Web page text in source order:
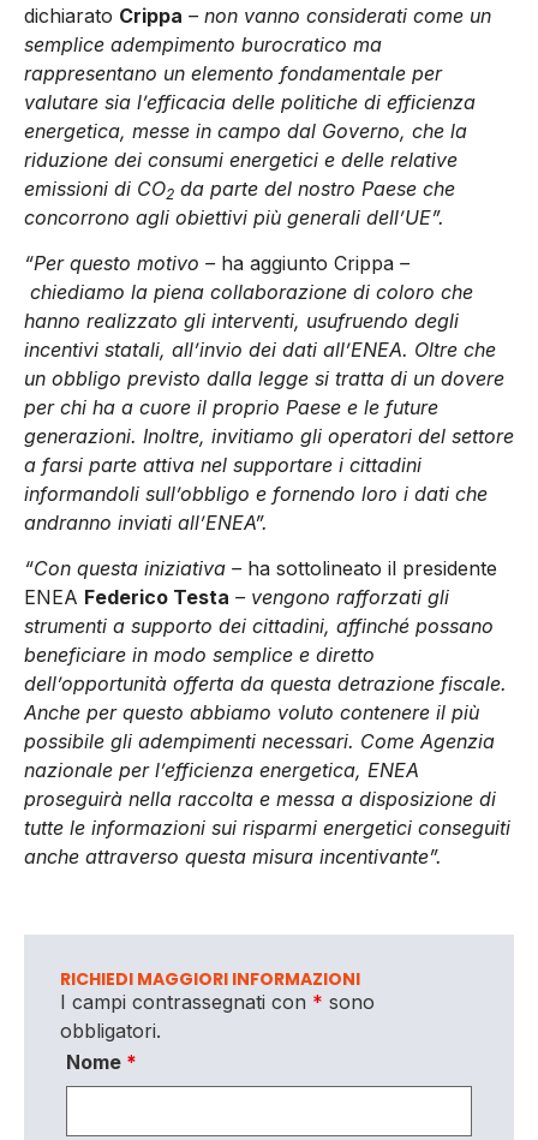
dichiarato Crippa – non vanno considerati come un
semplice adempimento burocratico ma
rappresentano un elemento fondamentale per
valutare sia l’efficacia delle politiche di efficienza
energetica, messe in campo dal Governo, che la
riduzione dei consumi energetici e delle relative
emissioni di CO2 da parte del nostro Paese che
concorrono agli obiettivi più generali dell’UE”.
“Per questo motivo – ha aggiunto Crippa –
chiediamo la piena collaborazione di coloro che
hanno realizzato gli interventi, usufruendo degli
incentivi statali, all’invio dei dati all’ENEA. Oltre che
un obbligo previsto dalla legge si tratta di un dovere
per chi ha a cuore il proprio Paese e le future
generazioni. Inoltre, invitiamo gli operatori del settore
a farsi parte attiva nel supportare i cittadini
informandoli sull’obbligo e fornendo loro i dati che
andranno inviati all’ENEA”.
“Con questa iniziativa – ha sottolineato il presidente
ENEA Federico Testa – vengono rafforzati gli
strumenti a supporto dei cittadini, affinché possano
beneficiare in modo semplice e diretto
dell’opportunità offerta da questa detrazione fiscale.
Anche per questo abbiamo voluto contenere il più
possibile gli adempimenti necessari. Come Agenzia
nazionale per l’efficienza energetica, ENEA
proseguirà nella raccolta e messa a disposizione di
tutte le informazioni sui risparmi energetici conseguiti
anche attraverso questa misura incentivante”.
RICHIEDI MAGGIORI INFORMAZIONI
I campi contrassegnati con * sono
obbligatori.
Nome *